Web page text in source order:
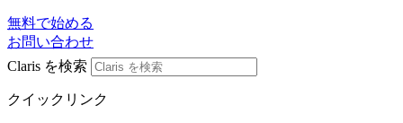
無料で始める
お問い合わせ
Claris を検索
クイックリンク